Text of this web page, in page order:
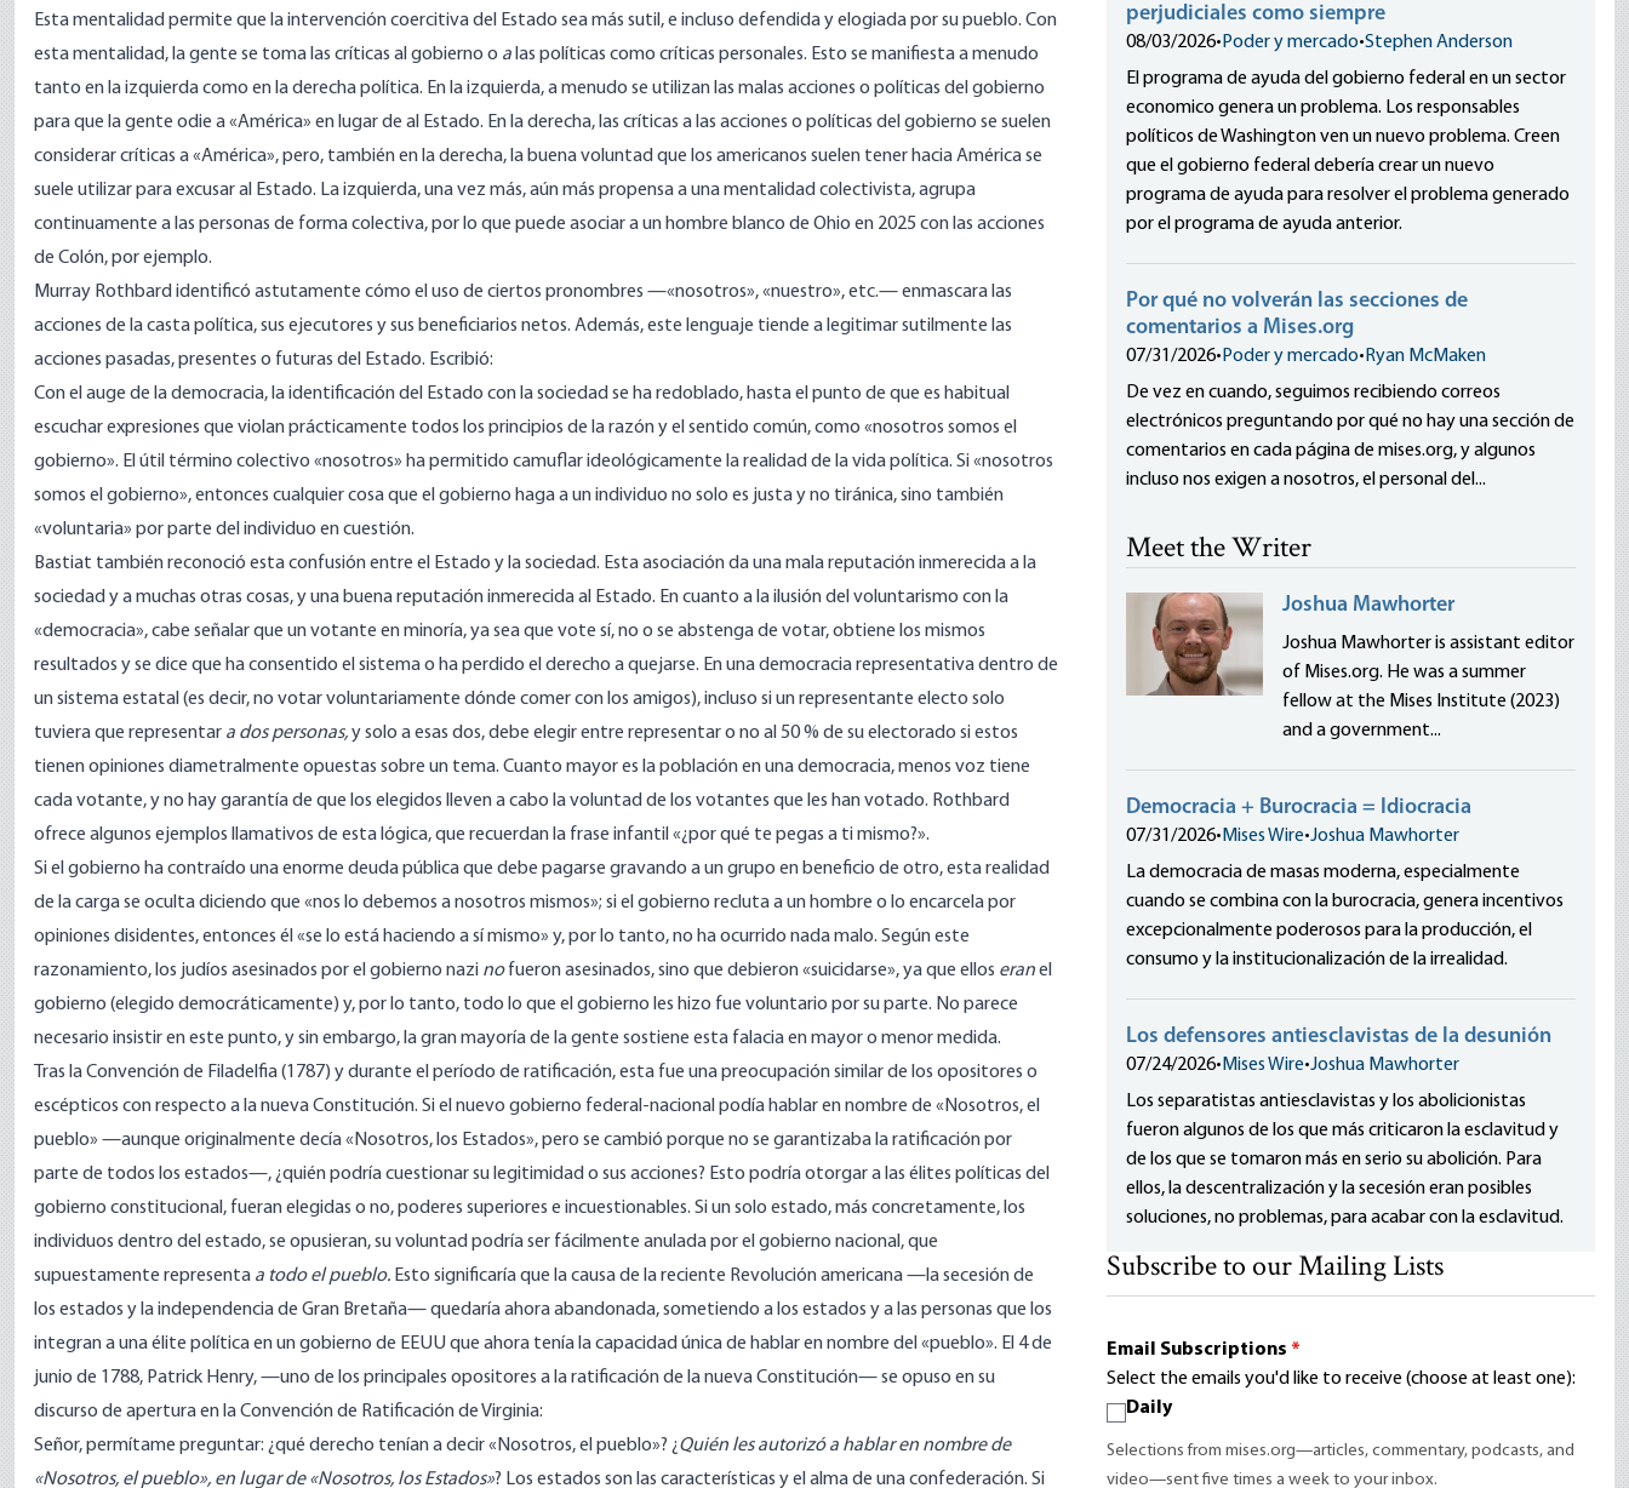
Esta mentalidad permite que la intervención coercitiva del Estado sea más sutil,e incluso defendida y elogiada por su pueblo. Con
esta mentalidad, la gente se toma las críticas al gobierno o a las políticas como críticas personales. Esto se manifiesta a menudo
tanto en la izquierda como en la derecha política. En la izquierda, a menudo se utilizan las malas acciones o políticas del gobierno
para que la gente odie a «América» en lugar de al Estado. En la derecha, las críticas a las acciones o políticas del gobierno se suelen
considerar críticas a «América», pero, también en la derecha, la buena voluntad que los americanos suelen tener hacia América se
suele utilizar para excusar al Estado. La izquierda, una vez más, aún más propensa a una mentalidad colectivista, agrupa
continuamente a las personas de forma colectiva, por lo que puede asociar a un hombre blanco de Ohio en 2025 con las acciones
de Colón, por ejemplo.
Murray Rothbard identificó astutamente cómo el uso de ciertos pronombres —«nosotros», «nuestro», etc.— enmascara las
acciones de la casta política, sus ejecutores y sus beneficiarios netos. Además, este lenguaje tiende a legitimar sutilmente las
acciones pasadas, presentes o futuras del Estado. Escribió:
Con el auge de la democracia, la identificación del Estado con la sociedad se ha redoblado, hasta el punto de que es habitual
escuchar expresiones que violan prácticamente todos los principios de la razón y el sentido común, como «nosotros somos el
gobierno». El útil término colectivo «nosotros» ha permitido camuflar ideológicamente la realidad de la vida política. Si «nosotros
somos el gobierno», entonces cualquier cosa que el gobierno haga a un individuo no solo es justa y no tiránica, sino también
«voluntaria» por parte del individuo en cuestión.
Bastiat también reconoció estaconfusiónentre el Estado y la sociedad. Esta asociación da una mala reputación inmerecida a la
sociedad y a muchas otras cosas, y una buena reputación inmerecida al Estado. En cuanto a la ilusión del voluntarismo con la
«democracia», cabe señalar que un votante en minoría, ya sea que vote sí, no o se abstenga de votar, obtiene los mismos
resultados y se dice que ha consentido el sistema o ha perdido el derecho a quejarse. En una democracia representativa dentro de
un sistema estatal (es decir, no votar voluntariamente dónde comer con los amigos), incluso si un representante electo solo
tuviera que representar a dos personas,y solo a esas dos, debe elegir entre representar o no al 50 % de su electorado si estos
tienen opiniones diametralmente opuestas sobre un tema. Cuanto mayor es la población en una democracia, menos voz tiene
cada votante, y no hay garantía de que los elegidos lleven a cabo la voluntad de los votantes que les han votado. Rothbard
ofrece algunos ejemplos llamativos de esta lógica, que recuerdan la frase infantil «¿por qué te pegas a ti mismo?».
Si el gobierno ha contraído una enorme deuda pública que debe pagarse gravando a un grupo en beneficio de otro, esta realidad
de la carga se oculta diciendo que «nos lo debemos a nosotros mismos»; si el gobierno recluta a un hombre o lo encarcela por
opiniones disidentes, entonces él «se lo está haciendo a sí mismo» y, por lo tanto, no ha ocurrido nada malo. Según este
razonamiento, los judíos asesinados por el gobierno nazi nofueron asesinados, sino que debieron «suicidarse», ya que ellos eranel
gobierno (elegido democráticamente) y, por lo tanto, todo lo que el gobierno les hizo fue voluntario por su parte. No parece
necesario insistir en este punto, y sin embargo, la gran mayoría de la gente sostiene esta falacia en mayor o menor medida.
Tras la Convención de Filadelfia (1787) y durante el período de ratificación, esta fue una preocupación similar de los opositores o
escépticos con respecto a la nueva Constitución. Si el nuevo gobierno federal-nacional podía hablar en nombre de «Nosotros, el
pueblo» —aunque originalmente decía «Nosotros, los Estados», pero se cambió porque no se garantizaba la ratificación por
parte de todos los estados—, ¿quién podría cuestionar su legitimidad o sus acciones? Esto podría otorgar a las élites políticas del
gobierno constitucional, fueran elegidas o no, poderes superiores e incuestionables. Si un solo estado, más concretamente, los
individuos dentro del estado, se opusieran, su voluntad podría ser fácilmente anulada por el gobierno nacional, que
supuestamente representa a todo el pueblo. Esto significaría que la causa de la reciente Revolución americana —la secesión de
los estados y la independencia de Gran Bretaña— quedaría ahora abandonada, sometiendo a los estados y a las personas que los
integran a una élite política en un gobierno de EEUU que ahora tenía la capacidad única de hablar en nombre del «pueblo». El 4 de
junio de 1788, Patrick Henry, —uno de los principales opositores a la ratificación de la nueva Constitución— se opuso en su
discurso de apertura en la Convención de Ratificación de Virginia:
Señor, permítame preguntar: ¿qué derecho tenían a decir «Nosotros, el pueblo»? ¿Quién les autorizó a hablar en nombre de
«Nosotros, el pueblo», en lugar de «Nosotros, los Estados»? Los estados son las características y el alma de una confederación. Si
perjudiciales como siempre
08/03/2026• Poder y mercado•Stephen Anderson
El programa de ayuda del gobierno federal en un sector
economico genera un problema. Los responsables
políticos de Washington ven un nuevo problema. Creen
que el gobierno federal debería crear un nuevo
programa de ayuda para resolver el problema generado
por el programa de ayuda anterior.
Por qué no volverán las secciones de
comentarios a Mises.org
07/31/2026• Poder y mercado• Ryan McMaken
De vez en cuando, seguimos recibiendo correos
electrónicos preguntando por qué no hay una sección de
comentarios en cada página de mises.org, y algunos
incluso nos exigen a nosotros, el personal del...
Meet the Writer
Joshua Mawhorter
Joshua Mawhorter is assistant editor
of Mises.org. He was a summer
fellow at the Mises Institute (2023)
and a government...
Democracia + Burocracia = Idiocracia
07/31/2026• Mises Wire•Joshua Mawhorter
La democracia de masas moderna, especialmente
cuando se combina con la burocracia, genera incentivos
excepcionalmente poderosos para la producción, el
consumo y la institucionalización de la irrealidad.
Los defensores antiesclavistas de la desunión
07/24/2026• Mises Wire•Joshua Mawhorter
Los separatistas antiesclavistas y los abolicionistas
fueron algunos de los que más criticaron la esclavitud y
de los que se tomaron más en serio su abolición. Para
ellos, la descentralización y la secesión eran posibles
soluciones, no problemas, para acabar con la esclavitud.
Subscribe to our Mailing Lists
Email Subscriptions *
Select the emails you'd like to receive (choose at least one):
Daily
Selections from mises.org—articles, commentary, podcasts, and
video—sent five times a week to your inbox.